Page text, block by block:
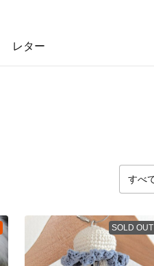
レター
SOLD OUT